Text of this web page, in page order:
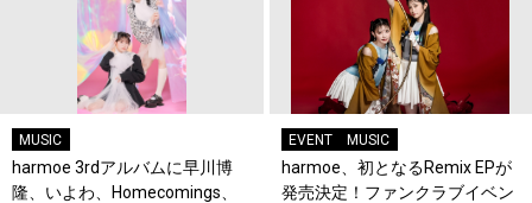
MUSIC
harmoe 3rdアルバムに早川博
隆、いよわ、Homecomings、
EVENT MUSIC
harmoe、初となるRemix EPが
発売決定！ファンクラブイベン